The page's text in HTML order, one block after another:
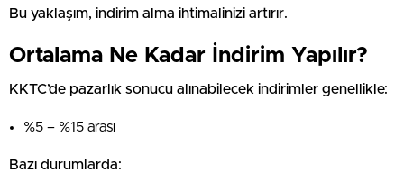
Bu yaklaşım, indirim alma ihtimalinizi artırır.
Ortalama Ne Kadar İndirim Yapılır?
KKTC’de pazarlık sonucu alınabilecek indirimler genellikle:
%5 – %15 arası
Bazı durumlarda: